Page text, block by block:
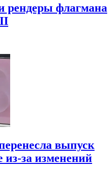
рендеры флагмана
выпуск
из-за изменений